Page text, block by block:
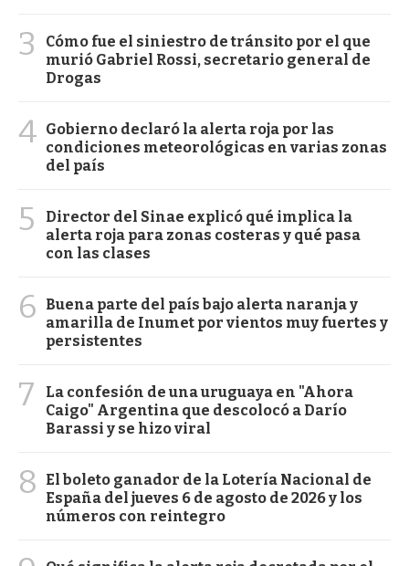
3
Cómo fue el siniestro de tránsito por el que
murió Gabriel Rossi, secretario general de
Drogas
4 Gobierno declaró la alerta roja por las
condiciones meteorológicas en varias zonas
del país
5
Director del Sinae explicó qué implica la
alerta roja para zonas costeras y qué pasa
con las clases
6
Buena parte del país bajo alerta naranja y
amarilla de Inumet por vientos muy fuertes y
persistentes
7
La confesión de una uruguaya en "Ahora
Caigo" Argentina que descolocó a Darío
Barassi y se hizo viral
8
El boleto ganador de la Lotería Nacional de
España del jueves 6 de agosto de 2026 y los
números con reintegro